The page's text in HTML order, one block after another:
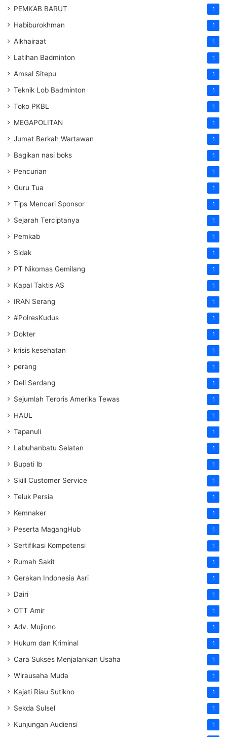
PEMKAB BARUT 1
Habiburokhman 1
Alkhairaat 1
Latihan Badminton 1
Amsal Sitepu 1
Teknik Lob Badminton 1
Toko PKBL 1
MEGAPOLITAN 1
Jumat Berkah Wartawan 1
Bagikan nasi boks 1
Pencurian 1
Guru Tua 1
Tips Mencari Sponsor 1
Sejarah Terciptanya 1
Pemkab 1
Sidak 1
PT Nikomas Gemilang 1
Kapal Taktis AS 1
IRAN Serang 1
#PolresKudus 1
Dokter 1
krisis kesehatan 1
perang 1
Deli Serdang 1
Sejumlah Teroris Amerika Tewas 1
HAUL 1
Tapanuli 1
Labuhanbatu Selatan 1
Bupati lb 1
Skill Customer Service 1
Teluk Persia 1
Kemnaker 1
Peserta MagangHub 1
Sertifikasi Kompetensi 1
Rumah Sakit 1
Gerakan Indonesia Asri 1
Dairi 1
OTT Amir 1
Adv. Mujiono 1
Hukum dan Kriminal 1
Cara Sukses Menjalankan Usaha 1
Wirausaha Muda 1
Kajati Riau Sutikno 1
Sekda Sulsel 1
Kunjungan Audiensi 1